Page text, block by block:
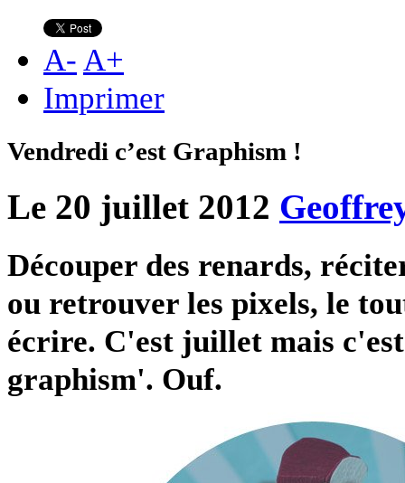
A- A+
Imprimer
Vendredi c’est Graphism !
Le 20 juillet 2012
Découper des renards,
ou retrouver les pixels, le
écrire. C'est juillet mais
graphism'. Ouf.